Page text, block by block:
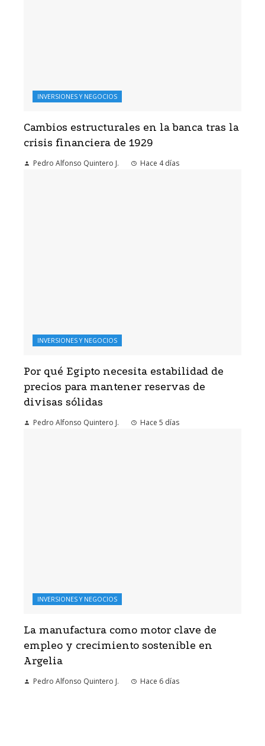
INVERSIONES Y NEGOCIOS
Cambios estructurales en la banca tras la
crisis financiera de 1929
Pedro Alfonso Quintero J. Hace 4 días
INVERSIONES Y NEGOCIOS
Por qué Egipto necesita estabilidad de
precios para mantener reservas de
divisas sólidas
Pedro Alfonso Quintero J. Hace 5 días
INVERSIONES Y NEGOCIOS
La manufactura como motor clave de
empleo y crecimiento sostenible en
Argelia
Pedro Alfonso Quintero J. Hace 6 días